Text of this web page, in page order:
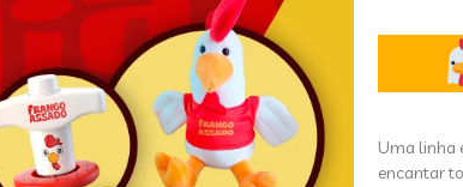
Uma linha
encantar